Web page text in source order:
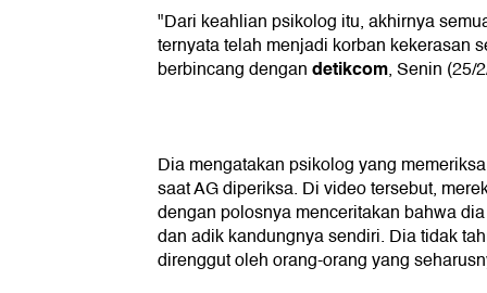
"Dari keahlian psikolog itu, akhirnya
ternyata telah menjadi korban kekerasan
berbincang dengandetikcom, Senin (25/
Dia mengatakan psikolog yang
saat AG diperiksa. Di video tersebut,
dengan polosnya menceritakan bahwa
dan adik kandungnya sendiri. Dia tidak
direnggut oleh orang-orang yang